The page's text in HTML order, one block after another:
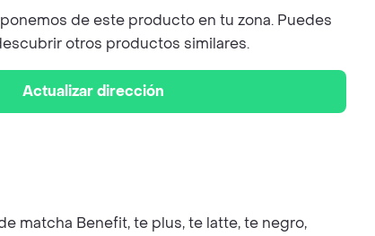
de este producto en tu zona. Puedes
otros productos similares.
Actualizar dirección
matcha Benefit, te plus, te latte, te negro,